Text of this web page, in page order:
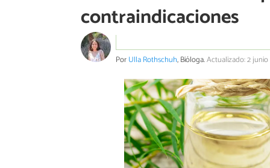
contraindicaciones
PorUlla Rothschuh, Bióloga.Actualizado: 2